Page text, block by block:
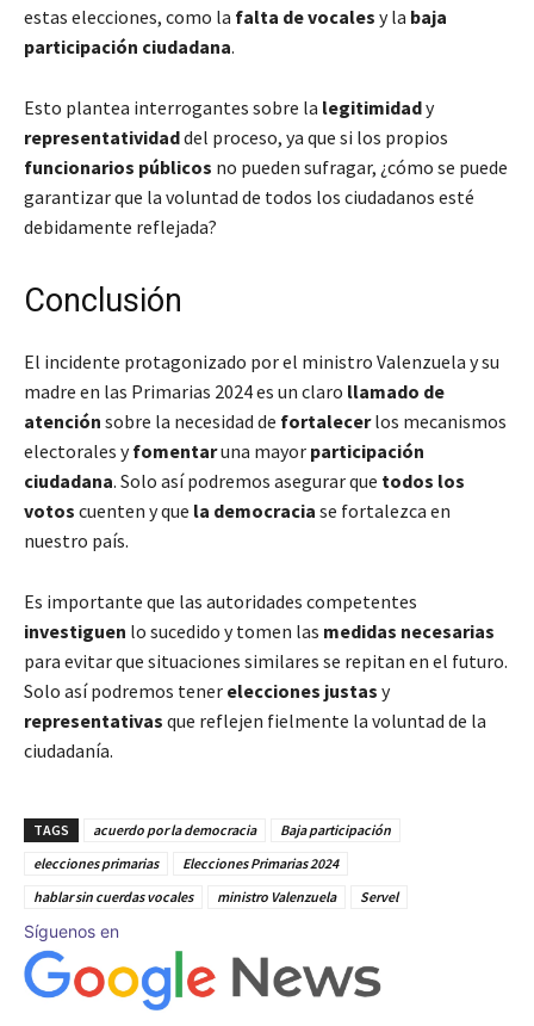
estas elecciones, como la falta de vocales y la baja
participación ciudadana.
Esto plantea interrogantes sobre la legitimidady
representatividaddel proceso, ya que si los propios
funcionarios públicos no pueden sufragar, ¿cómo se puede
garantizar que la voluntad de todos los ciudadanos esté
debidamente reflejada?
Conclusión
El incidente protagonizado por el ministro Valenzuela y su
madre en las Primarias 2024 es un claro llamado de
atención sobre la necesidad de fortalecerlos mecanismos
electorales yfomentaruna mayor participación
ciudadana. Solo así podremos asegurar que todos los
votos cuenten y que la democracia se fortalezca en
nuestro país.
Es importante que las autoridades competentes
investiguen lo sucedido y tomen las medidas necesarias
para evitar que situaciones similares se repitan en el futuro.
Solo así podremos tener elecciones justas y
representativas que reflejen fielmente la voluntad de la
ciudadanía.
TAGS acuerdo por la democracia
Baja participación
elecciones primarias
Elecciones Primarias 2024
hablar sin cuerdas vocales
ministro Valenzuela Servel
Síguenos en